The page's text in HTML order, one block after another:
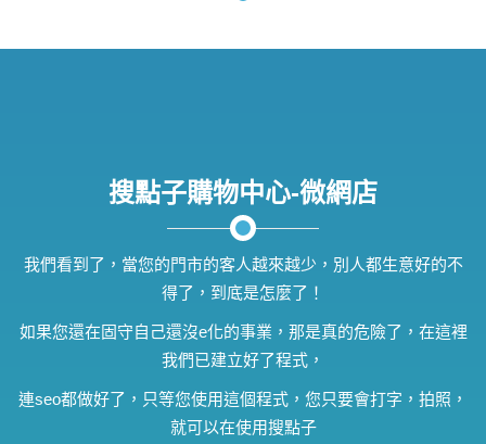
搜點子購物中心-微網店
我們看到了，當您的門市的客人越來越少，別人都生意好的不
得了，到底是怎麼了！
如果您還在固守自己還沒e化的事業，那是真的危險了，在這裡
我們已建立好了程式，
連seo都做好了，只等您使用這個程式，您只要會打字，拍照，
就可以在使用搜點子